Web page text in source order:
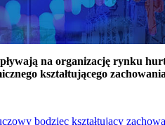
na organizację rynku
kształtującego
bodziec kształtujący